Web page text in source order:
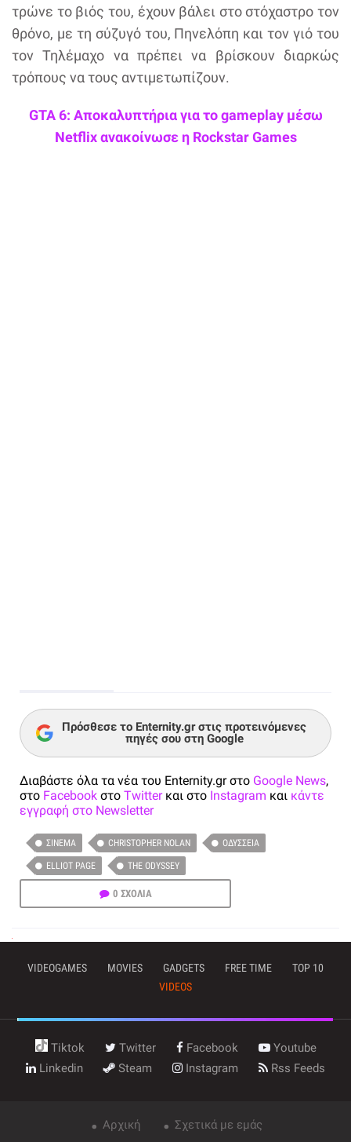
τρώνε το βιός του, έχουν βάλει στο στόχαστρο τον
θρόνο, με τη σύζυγό του, Πηνελόπη και τον γιό του
τον Τηλέμαχο να πρέπει να βρίσκουν διαρκώς
τρόπους να τους αντιμετωπίζουν.
GTA 6: Αποκαλυπτήρια για το gameplay μέσω
Netflix ανακοίνωσε η Rockstar Games
Πρόσθεσε το Enternity.gr στις προτεινόμενες
πηγές σου στη Google
Διαβάστε όλα τα νέα του Enternity.gr στο Google News,
στο Facebook στο Twitterκαι στο Instagram και κάντε
εγγραφή στο Newsletter
ΣΙΝΕΜΆ CHRISTOPHER NOLAN ΟΔΎΣΣΕΙΑ
ELLIOT PAGE THE ODYSSEY
0 ΣΧΟΛΙΑ
VIDEOGAMES MOVIES GADGETS FREE TIME
TOP 10
VIDEOS
Tiktok Twitter Facebook
Youtube
Linkedin
Steam Instagram Rss Feeds
Αρχική Σχετικά με εμάς